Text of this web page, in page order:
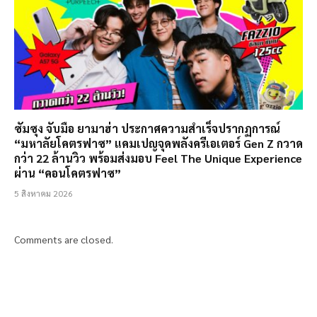
ซัมซุง จับมือ ยามาฮ่า ประกาศความสำเร็จปรากฏการณ์
“มหาลัยโคตรฟาซ” แคมเปญจุดพลังครีเอเตอร์ Gen Z กวาด
กว่า 22 ล้านวิว พร้อมส่งมอบ Feel The Unique Experience
ผ่าน “คอนโคตรฟาซ”
5 สิงหาคม 2026
Comments are closed.